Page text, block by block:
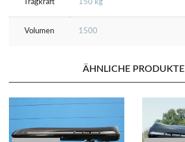
Tragkraft 150 kg
Volumen 1500
ÄHNLICHE PRODUKTE